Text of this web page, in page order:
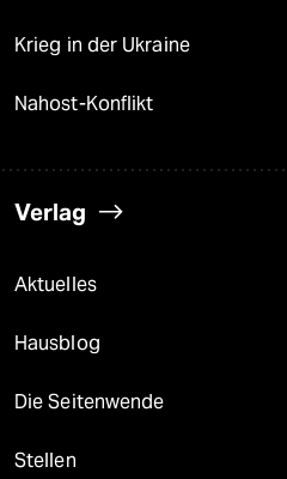
Krieg in der Ukraine
Nahost-Konflikt
Verlag
Aktuelles
Hausblog
Die Seitenwende
Stellen